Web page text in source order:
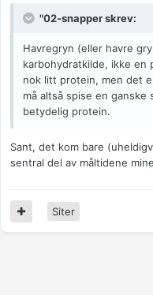
"02-snapper skrev:
Havregryn (eller havre
karbohydratkilde, ikke en
nok litt protein, men det
må altså spise en
betydelig protein.
Sant, det kom bare
sentral del av måltidene
Siter